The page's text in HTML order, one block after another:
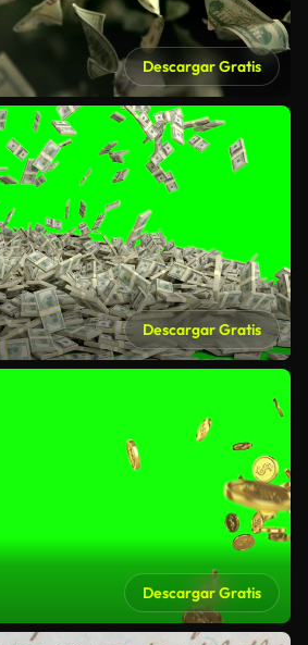
Descargar Gratis
Descargar Gratis
Descargar Gratis